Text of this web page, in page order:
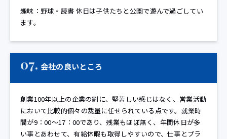
趣味：野球・読書 休日は子供たちと公園で遊んで過ごしてい
ます。
07. 会社の良いところ
創業100年以上の企業の割に、堅苦しい感じはなく、営業活動
において比較的個々の裁量に任せられている点です。就業時
間が9：00～17：00であり、残業もほぼ無く、年間休日が多
い事とあわせて、有給休暇も取得しやすいので、仕事とプラ